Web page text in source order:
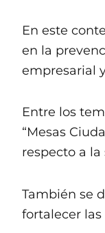
En este
en la
empresarial
Entre los
“Mesas
respecto a
También se
fortalecer